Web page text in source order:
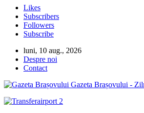
Likes
Subscribers
Followers
Subscribe
luni, 10 aug., 2026
Despre noi
Contact
Gazeta Brașovului -